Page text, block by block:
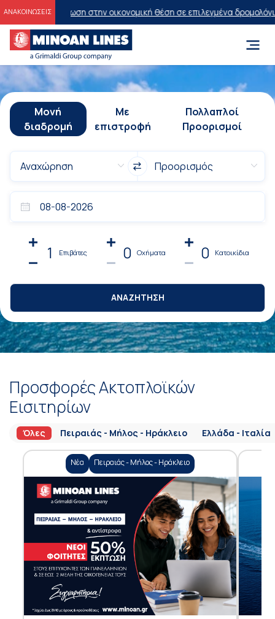
ΑΝΑΚΟΙΝΩΣΕΙΣστην οικονομική θέση σε επιλεγμένα δρομολόγια θέρους
Μονή
διαδρομή
Με
επιστροφή
Πολλαπλοί
Προορισμοί
1 Επιβάτες 0 Οχήματα 0 Κατοικίδια
ΑΝΑΖΗΤΗΣΗ
Προσφορές Ακτοπλοϊκών
Εισιτηρίων
Όλες Πειραιάς - Μήλος - Ηράκλειο Ελλάδα - Ιταλία
Νέα Πειραιάς - Μήλος - Ηράκλειο